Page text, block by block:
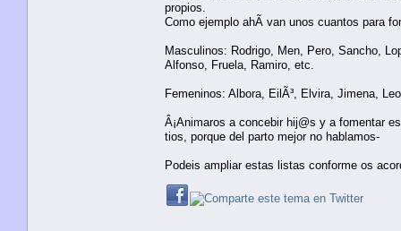
propios.
Como ejemplo ahÃ­ van unos cuantos para
Masculinos: Rodrigo, Men, Pero, Sancho,
Alfonso, Fruela, Ramiro, etc.
Femeninos: Albora, EilÃ³, Elvira, Jimena,
Â¡Animaros a concebir hij@s y a fomentar
tios, porque del parto mejor no hablamos-
Podeis ampliar estas listas conforme os